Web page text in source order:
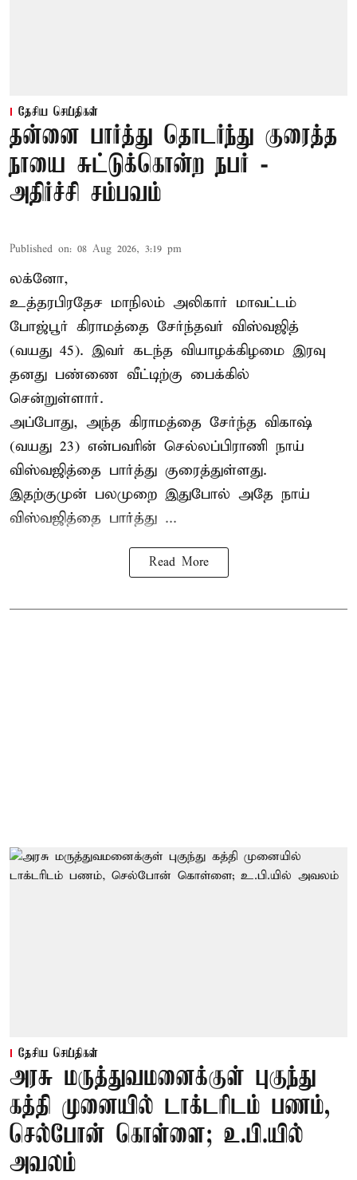
தேசிய செய்திகள்
தன்னை பார்த்து தொடர்ந்து குரைத்த
நாயை சுட்டுக்கொன்ற நபர் -
அதிர்ச்சி சம்பவம்
Published on: 08 Aug 2026, 3:19 pm
லக்னோ,
உத்தரபிரதேச மாநிலம் அலிகார் மாவட்டம்
போஜ்பூர் கிராமத்தை சேர்ந்தவர் விஸ்வஜித்
(வயது 45). இவர் கடந்த வியாழக்கிழமை இரவு
தனது பண்ணை வீட்டிற்கு பைக்கில்
சென்றுள்ளார்.
அப்போது, அந்த கிராமத்தை சேர்ந்த விகாஷ்
(வயது 23) என்பவரின் செல்லப்பிராணி நாய்
விஸ்வஜித்தை பார்த்து குரைத்துள்ளது.
இதற்குமுன் பலமுறை இதுபோல் அதே நாய்
விஸ்வஜித்தை பார்த்து ...
Read More
தேசிய செய்திகள்
அரசு மருத்துவமனைக்குள் புகுந்து
கத்தி முனையில் டாக்டரிடம் பணம்,
செல்போன் கொள்ளை; உ.பி.யில்
அவலம்